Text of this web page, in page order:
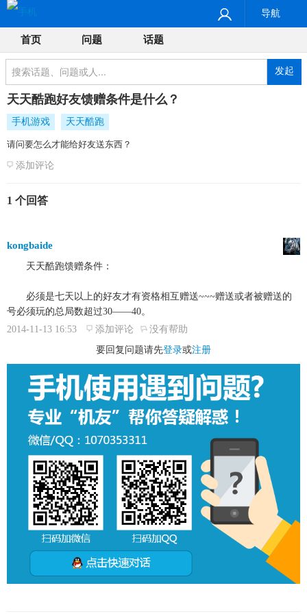
导航
首页 问题 话题
发起
天天酷跑好友馈赠条件是什么？
手机游戏 天天酷跑
请问要怎么才能给好友送东西？
添加评论
1 个回答
kongbaide
天天酷跑馈赠条件：
必须是七天以上的好友才有资格相互赠送~~~赠送或者被赠送的
号必须玩的总局数超过30——40。
2014-11-13 16:53
添加评论
没有帮助
要回复问题请先登录或注册